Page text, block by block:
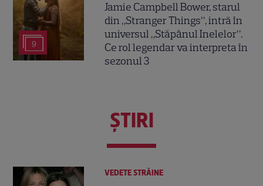
9
Jamie Campbell Bower, starul
din „Stranger Things”, intră în
universul „Stăpânul Inelelor”.
Ce rol legendar va interpreta în
sezonul 3
ŞTIRI
VEDETE STRĂINE